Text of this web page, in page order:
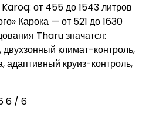
от 455 до 1543 литров
Карока — от 521 до 1630
Tharu значатся:
двухзонный климат-контроль,
адаптивный круиз-контроль,
6 / 6